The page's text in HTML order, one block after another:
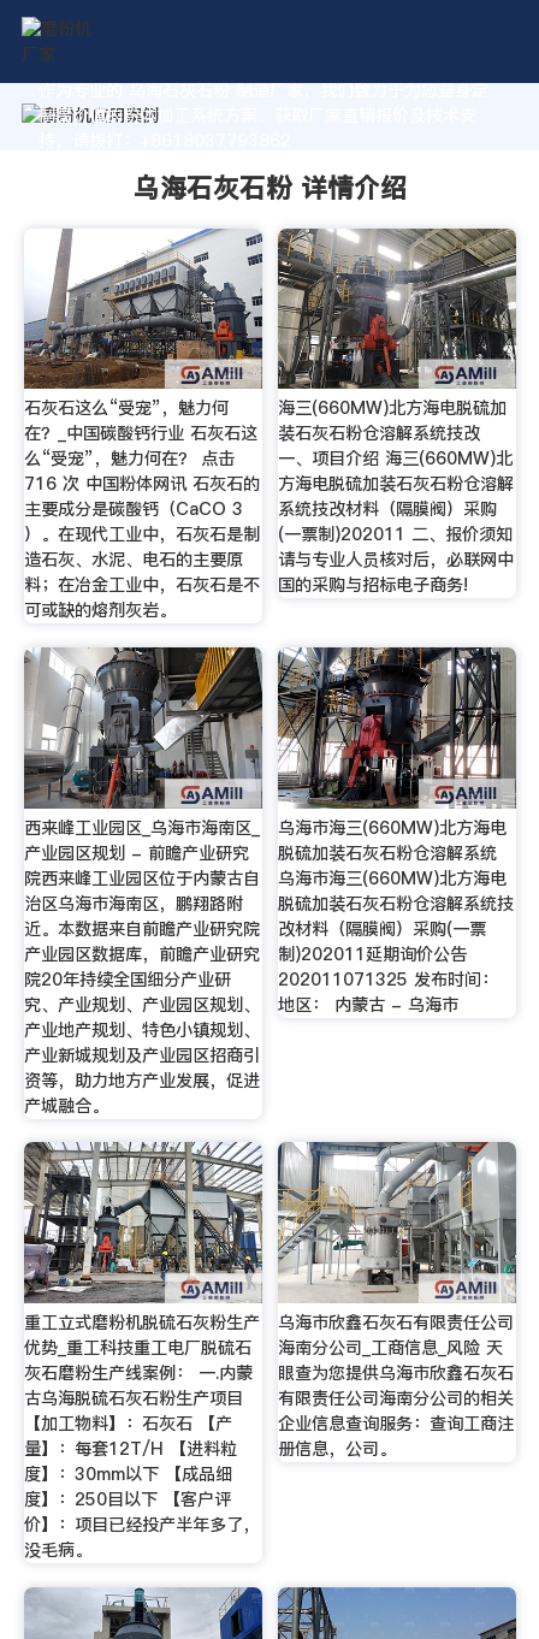
作为专业的 乌海石灰石粉 制造厂家，我们致力于为您量身定
制高价值的粉体加工系统方案。获取厂家直销报价及技术支
乌海石灰石粉 详情介绍
石灰石这么“受宠”，魅力何
在？_中国碳酸钙行业 石灰石这
么“受宠”，魅力何在？ 点击
716 次 中国粉体网讯 石灰石的
主要成分是碳酸钙（CaCO 3
）。在现代工业中，石灰石是制
造石灰、水泥、电石的主要原
料；在冶金工业中，石灰石是不
可或缺的熔剂灰岩。
海三(660MW)北方海电脱硫加
装石灰石粉仓溶解系统技改
一、项目介绍 海三(660MW)北
方海电脱硫加装石灰石粉仓溶解
系统技改材料（隔膜阀）采购
(一票制)202011 二、报价须知
请与专业人员核对后，必联网中
国的采购与招标电子商务!
西来峰工业园区_乌海市海南区_
产业园区规划 - 前瞻产业研究
院西来峰工业园区位于内蒙古自
治区乌海市海南区，鹏翔路附
近。本数据来自前瞻产业研究院
产业园区数据库，前瞻产业研究
院20年持续全国细分产业研
究、产业规划、产业园区规划、
产业地产规划、特色小镇规划、
产业新城规划及产业园区招商引
资等，助力地方产业发展，促进
产城融合。
乌海市海三(660MW)北方海电
脱硫加装石灰石粉仓溶解系统
乌海市海三(660MW)北方海电
脱硫加装石灰石粉仓溶解系统技
改材料（隔膜阀）采购(一票
制)202011延期询价公告
202011071325 发布时间：
地区： 内蒙古 - 乌海市
重工立式磨粉机脱硫石灰粉生产
优势_重工科技重工电厂脱硫石
灰石磨粉生产线案例： 一.内蒙
古乌海脱硫石灰石粉生产项目
【加工物料】：石灰石 【产
量】：每套12T/H 【进料粒
度】：30mm以下 【成品细
度】：250目以下 【客户评
价】：项目已经投产半年多了，
没毛病。
乌海市欣鑫石灰石有限责任公司
海南分公司_工商信息_风险 天
眼查为您提供乌海市欣鑫石灰石
有限责任公司海南分公司的相关
企业信息查询服务：查询工商注
册信息，公司。